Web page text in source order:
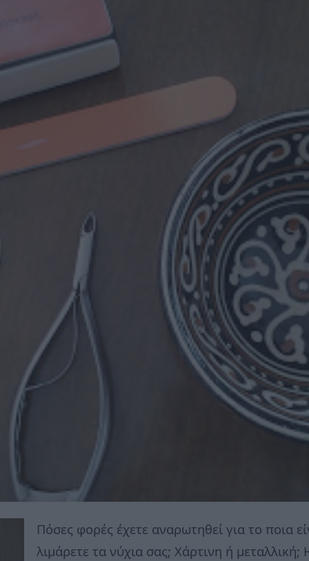
Πόσες φορές έχετε αναρωτηθεί για το ποια
λιμάρετε τα νύχια σας; Χάρτινη ή